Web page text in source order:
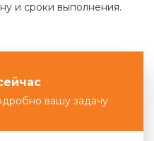
и сроки выполнения.
вашу задачу